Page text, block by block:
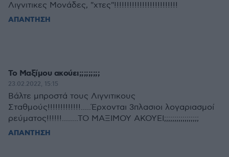
Λιγνιτικες Μονάδες, "χτες"!!!!!!!!!!!!!!!!!!!!!!!!!
ΑΠΑΝΤΗΣΗ
Το Μαξίμου ακούει;;;;;;;;;
23.02.2022, 15:15
Βάλτε μπροστά τους Λιγνιτικους
Σταθμούς!!!!!!!!!!!!!.....Έρχονται 3πλασιοι λογαριασμοί
ρεύματος!!!!!!........ΤΟ ΜΑΞΙΜΟΥ ΑΚΟΥΕΙ;;;;;;;;;;;;;;;;;
ΑΠΑΝΤΗΣΗ